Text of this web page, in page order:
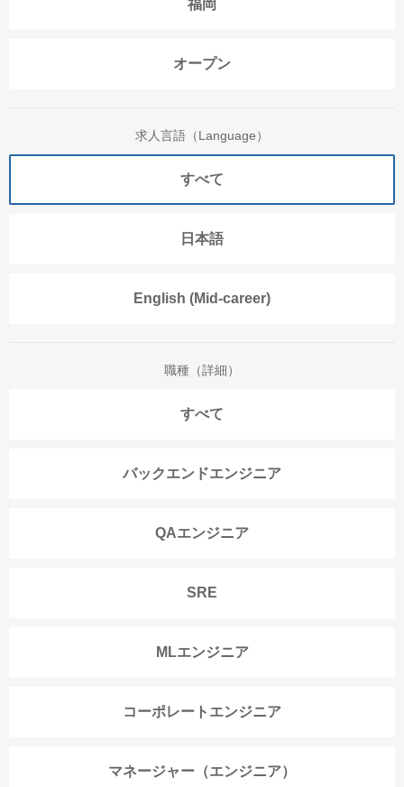
福岡
オープン
求人言語（Language）
すべて
日本語
English (Mid-career)
職種（詳細）
すべて
バックエンドエンジニア
QAエンジニア
SRE
MLエンジニア
コーポレートエンジニア
マネージャー（エンジニア）